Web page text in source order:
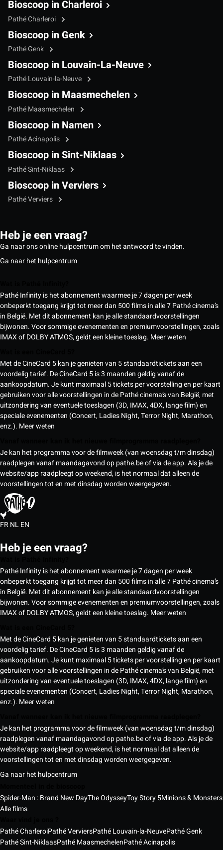
Bioscoop in Charleroi
Pathé Charleroi
Bioscoop in Genk
Pathé Genk
Bioscoop in Louvain-La-Neuve
Pathé Louvain-la-Neuve
Bioscoop in Maasmechelen
Pathé Maasmechelen
Bioscoop in Namen
Pathé Acinapolis
Bioscoop in Sint-Niklaas
Pathé Sint-Niklaas
Bioscoop in Verviers
Pathé Verviers
Heb je een vraag?
Ga naar ons online hulpcentrum om het antwoord te vinden.
Ga naar het hulpcentrum
Pathé Infinity is het abonnement waarmee je 7 dagen per week
onbeperkt toegang krijgt tot meer dan 500 films in alle 7 Pathé cinema’s
in België. Met dit abonnement kan je alle standaardvoorstellingen
bijwonen. Voor sommige evenementen en premiumvoorstellingen, zoals
IMAX of DOLBY ATMOS, geldt een kleine toeslag. Meer weten
Met de CineCard 5 kan je genieten van 5 standaardtickets aan een
voordelig tarief. De CineCard 5 is 3 maanden geldig vanaf de
aankoopdatum. Je kunt maximaal 5 tickets per voorstelling en per kaart
gebruiken voor alle voorstellingen in de Pathé cinema’s van België, met
uitzondering van eventuele toeslagen (3D, IMAX, 4DX, lange film) en
speciale evenementen (Concert, Ladies Night, Terror Night, Marathon,
enz.). Meer weten
Je kan het programma voor de filmweek (van woensdag t/m dinsdag)
raadplegen vanaf maandagavond op pathe.be of via de app. Als je de
website/app raadpleegt op weekend, is het normaal dat alleen de
voorstellingen tot en met dinsdag worden weergegeven.
FRNLEN
Heb je een vraag?
Pathé Infinity is het abonnement waarmee je 7 dagen per week
onbeperkt toegang krijgt tot meer dan 500 films in alle 7 Pathé cinema’s
in België. Met dit abonnement kan je alle standaardvoorstellingen
bijwonen. Voor sommige evenementen en premiumvoorstellingen, zoals
IMAX of DOLBY ATMOS, geldt een kleine toeslag. Meer weten
Met de CineCard 5 kan je genieten van 5 standaardtickets aan een
voordelig tarief. De CineCard 5 is 3 maanden geldig vanaf de
aankoopdatum. Je kunt maximaal 5 tickets per voorstelling en per kaart
gebruiken voor alle voorstellingen in de Pathé cinema’s van België, met
uitzondering van eventuele toeslagen (3D, IMAX, 4DX, lange film) en
speciale evenementen (Concert, Ladies Night, Terror Night, Marathon,
enz.). Meer weten
Je kan het programma voor de filmweek (van woensdag t/m dinsdag)
raadplegen vanaf maandagavond op pathe.be of via de app. Als je de
website/app raadpleegt op weekend, is het normaal dat alleen de
voorstellingen tot en met dinsdag worden weergegeven.
Ga naar het hulpcentrum
Spider-Man : Brand New DayThe OdysseyToy Story 5Minions & Monsters
Alle films
Pathé CharleroiPathé VerviersPathé Louvain-la-NeuvePathé Genk
Pathé Sint-NiklaasPathé MaasmechelenPathé Acinapolis